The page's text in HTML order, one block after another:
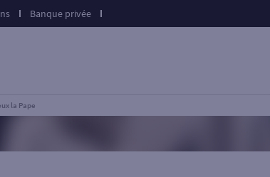
Banque privée
la Pape